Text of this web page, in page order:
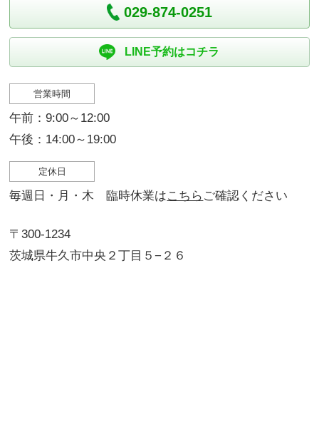
029-874-0251
LINE予約はコチラ
営業時間
午前：9:00～12:00
午後：14:00～19:00
定休日
毎週日・月・木 臨時休業はこちら ご確認ください
〒300-1234
茨城県牛久市中央２丁目５−２６